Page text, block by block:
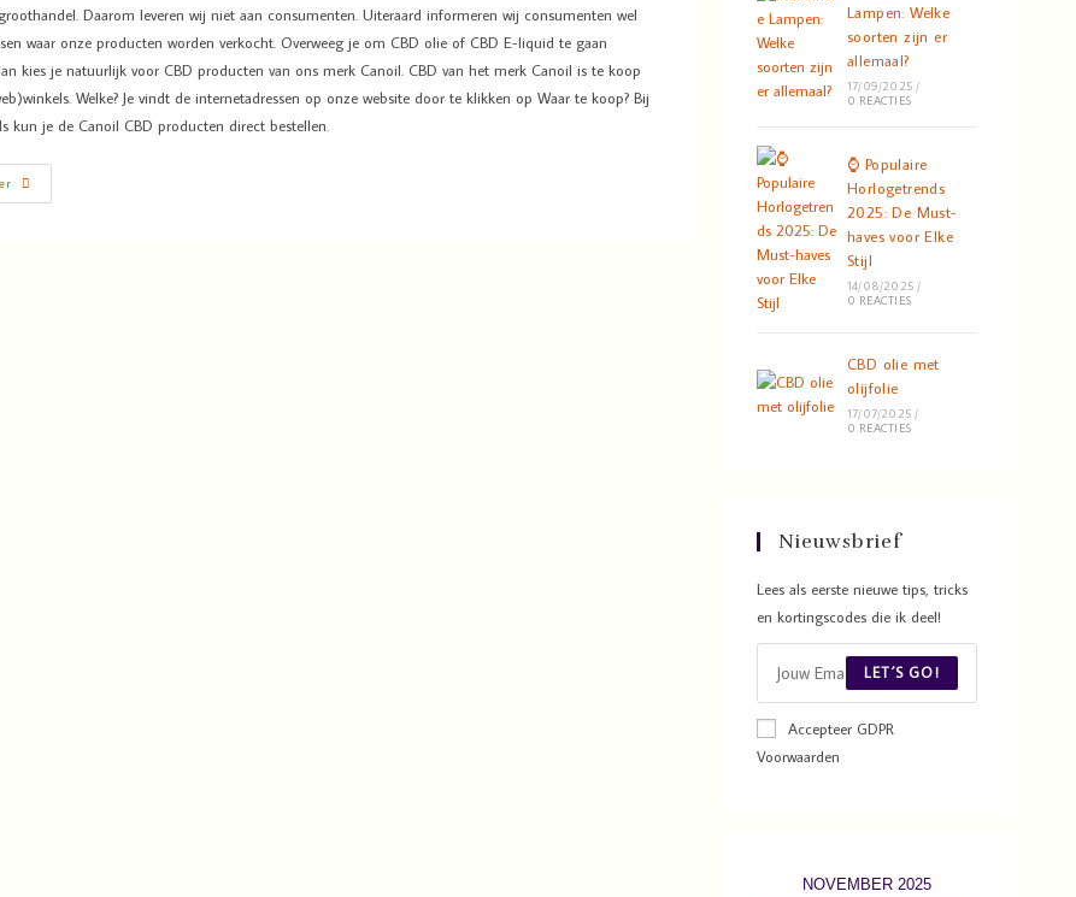
Daarom leveren wij niet aan consumenten. Uiteraard informeren wij consumenten wel
waar onze producten worden verkocht. Overweeg je om CBD olie of CBD E-liquid te gaan
kies je natuurlijk voor CBD producten van ons merk Canoil. CBD van het merk Canoil is te koop
Welke? Je vindt de internetadressen op onze website door te klikken op Waar te koop? Bij
kun je de Canoil CBD producten direct bestellen.
Lampen: Welke
soorten zijn er
allemaal?
17/09/2025 /
0 REACTIES
⌚ Populaire
Horlogetrends
2025: De Must-
haves voor Elke
Stijl
14/08/2025 /
0 REACTIES
CBD olie met
olijfolie
17/07/2025 /
0 REACTIES
Nieuwsbrief
Lees als eerste nieuwe tips, tricks
en kortingscodes die ik deel!
LET´S GO!
Accepteer GDPR
Voorwaarden
NOVEMBER 2025